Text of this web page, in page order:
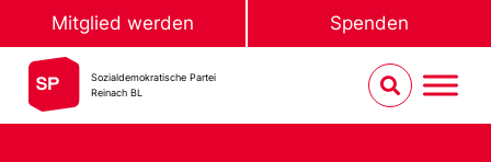
Mitglied werden Spenden
Sozialdemokratische Partei
Reinach BL